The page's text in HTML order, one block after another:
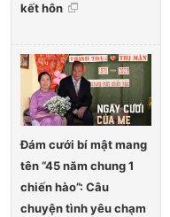
kết hôn
Đám cưới bí mật mang
tên “45 năm chung 1
chiến hào”: Câu
chuyện tình yêu chạm